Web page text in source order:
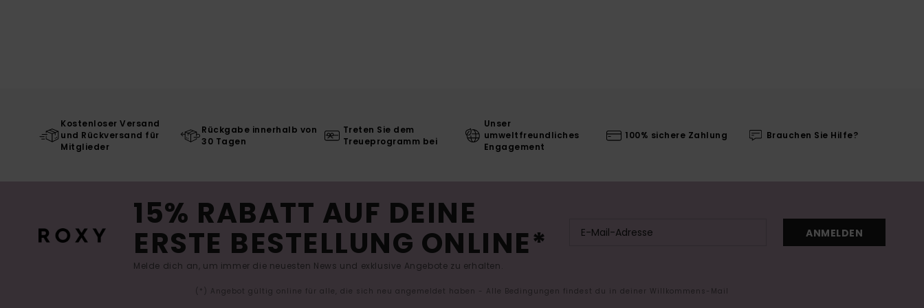
Kostenloser Versand
und Rückversand für
Mitglieder
Rückgabe innerhalb von
30 Tagen
Treten Sie dem
Treueprogramm bei
Unser
umweltfreundliches
Engagement
100% sichere Zahlung Brauchen Sie Hilfe?
15% RABATT AUF DEINE
ERSTE BESTELLUNG ONLINE*
Melde dich an, um immer die neuesten News und exklusive Angebote zu erhalten.
ANMELDEN
(*) Angebot gültig online für alle, die sich neu angemeldet haben - Alle Bedingungen findest du in deiner Willkommens-Mail